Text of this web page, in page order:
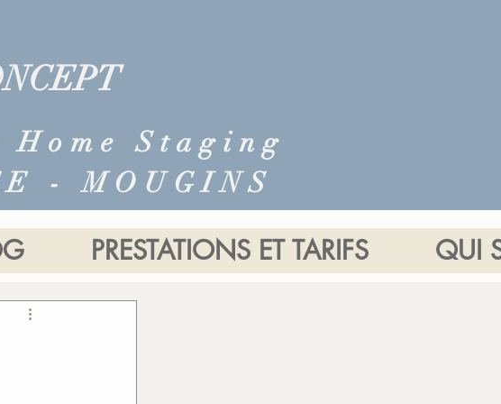
Staging
- MOUGINS
PRESTATIONS ET TARIFS QUI